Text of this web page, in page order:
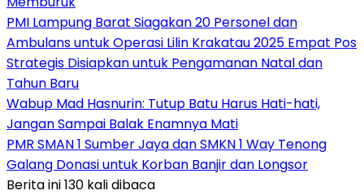
PMI Lampung Barat Siagakan 20 Personel dan
Ambulans untuk Operasi Lilin Krakatau 2025 Empat Pos
Strategis Disiapkan untuk Pengamanan Natal dan
Tahun Baru
Wabup Mad Hasnurin: Tutup Batu Harus Hati-hati,
Jangan Sampai Balak Enamnya Mati
PMR SMAN 1 Sumber Jaya dan SMKN 1 Way Tenong
Galang Donasi untuk Korban Banjir dan Longsor
Berita ini 130 kali dibaca